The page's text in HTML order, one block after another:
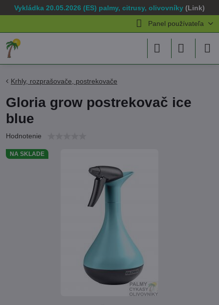
Vykládka 20.05.2026 (ES) palmy, citrusy, olivovníky (Link)
Panel používateľa
NA SKLADE
Krhly, rozprašovače, postrekovače
Gloria grow postrekovač ice
blue
Hodnotenie